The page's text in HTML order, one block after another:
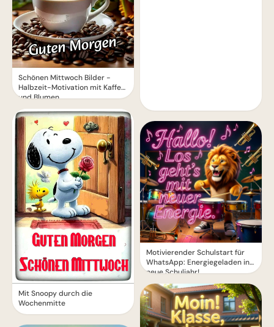
Schönen Mittwoch Bilder -
Halbzeit-Motivation mit Kaffee
und Blumen
Mit Snoopy durch die
Wochenmitte
Motivierender Schulstart für
WhatsApp: Energiegeladen ins
neue Schuljahr!